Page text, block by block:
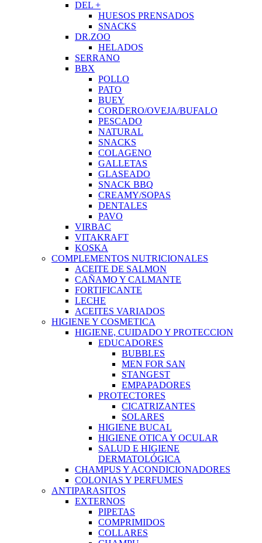
DEL +
HUESOS PRENSADOS
SNACKS
DR.ZOO
HELADOS
SERRANO
BBX
POLLO
PATO
BUEY
CORDERO/OVEJA/BUFALO
PESCADO
NATURAL
SNACKS
COLAGENO
GALLETAS
GLASEADO
SNACK BBQ
CREAMY/SOPAS
DENTALES
PAVO
VIRBAC
VITAKRAFT
KOSKA
COMPLEMENTOS NUTRICIONALES
ACEITE DE SALMON
CAÑAMO Y CALMANTE
FORTIFICANTE
LECHE
ACEITES VARIADOS
HIGIENE Y COSMETICA
HIGIENE, CUIDADO Y PROTECCION
EDUCADORES
BUBBLES
MEN FOR SAN
STANGEST
EMPAPADORES
PROTECTORES
CICATRIZANTES
SOLARES
HIGIENE BUCAL
HIGIENE OTICA Y OCULAR
SALUD E HIGIENE
DERMATOLÓGICA
CHAMPUS Y ACONDICIONADORES
COLONIAS Y PERFUMES
ANTIPARASITOS
EXTERNOS
PIPETAS
COMPRIMIDOS
COLLARES